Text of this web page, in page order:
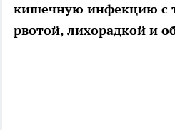
кишечную инфекцию с
рвотой, лихорадкой и